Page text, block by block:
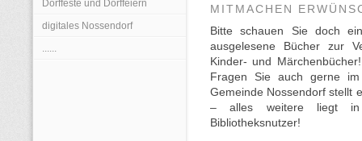
Dorffeste und Dorffeiern
digitales Nossendorf
......
MITMACHEN
Bitte schauen Sie doch
ausgelesene Bücher zur
Kinder- und
Fragen Sie auch gerne
Gemeinde Nossendorf stellt
– alles weitere liegt in
Bibliotheksnutzer!